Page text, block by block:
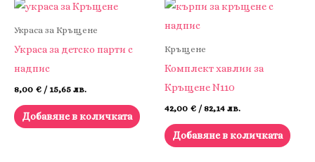
Украса за Кръщене
Украса за детско парти с
надпис
8,00 € / 15,65 лв.
Добавяне в количката
Кръщене
Комплект хавлии за
Кръщене N110
42,00 € / 82,14 лв.
Добавяне в количката